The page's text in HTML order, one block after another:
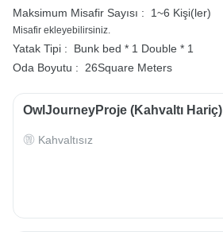
Maksimum Misafir Sayısı : 1~6 Kişi(ler)
Misafir ekleyebilirsiniz.
Yatak Tipi : Bunk bed * 1 Double * 1
Oda Boyutu :
26Square Meters
OwlJourneyProje (Kahvaltı Hariç)
Kahvaltısız